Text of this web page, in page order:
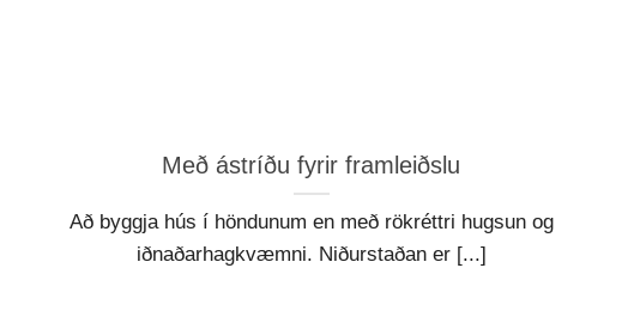
Með ástríðu fyrir framleiðslu
Að byggja hús í höndunum en með rökréttri hugsun og
iðnaðarhagkvæmni. Niðurstaðan er [...]